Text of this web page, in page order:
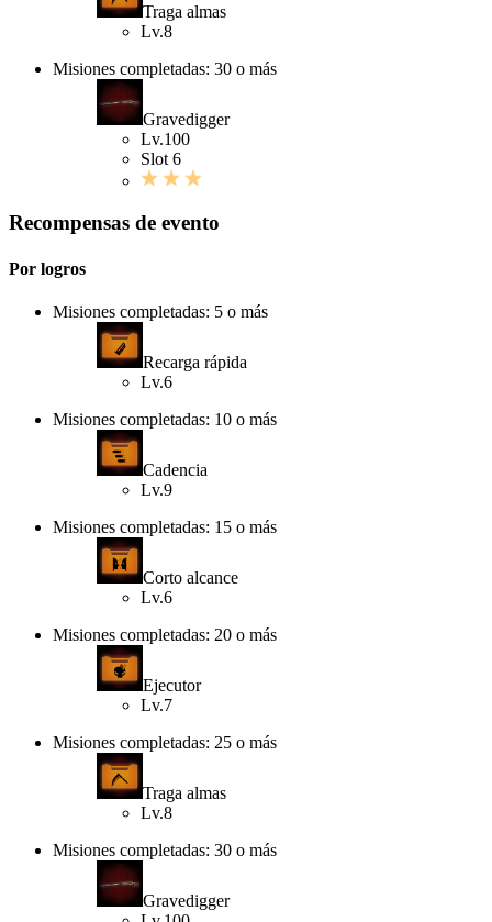
Traga almas
Lv.8
Misiones completadas: 30 o más
Gravedigger
Lv.100
Slot 6
Recompensas de evento
Por logros
Misiones completadas: 5 o más
Recarga rápida
Lv.6
Misiones completadas: 10 o más
Cadencia
Lv.9
Misiones completadas: 15 o más
Corto alcance
Lv.6
Misiones completadas: 20 o más
Ejecutor
Lv.7
Misiones completadas: 25 o más
Traga almas
Lv.8
Misiones completadas: 30 o más
Gravedigger